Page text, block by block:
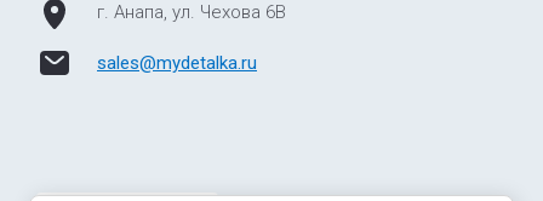
г. Анапа, ул. Чехова 6В
sales@mydetalka.ru